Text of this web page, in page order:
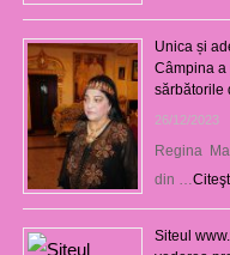
Unica și
Câmpina a
sărbătorile
26/12/2023
Regina
din …
Siteul